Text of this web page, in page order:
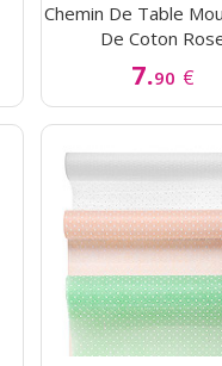
Chemin De Table
De Coton
7.90 €